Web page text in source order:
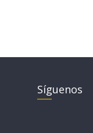
Síguenos